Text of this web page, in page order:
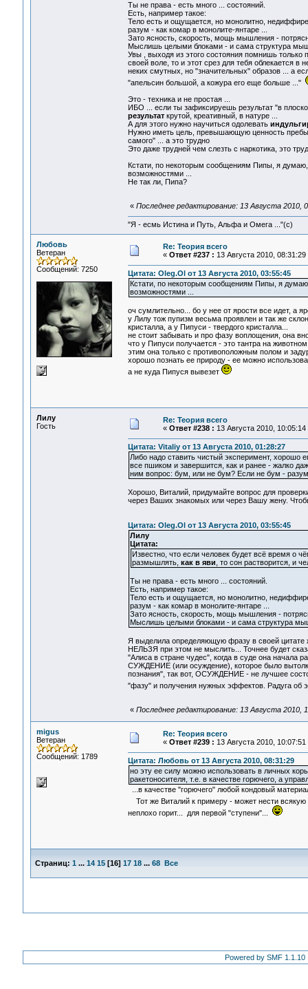
Ты не права - есть много ... состояний.
Есть, например такое:
Тело есть и ощущается, но монолитно,
разум - как комар в монолите-янтаре ...
Зато ясность, скорость, мощь мышления -
Мыслишь целыми блоками - и сама структура
Увы , выходя из этого состояния помнишь только
своей воле, то и этот срез для тебя облекается
неких смутных, но "значительных" образов ... а
"апельсин большой, а кожура его еще больше ..."
Это - техника и не простая ...
ИБО ... если ты зафиксируешь результат "в
результаткрутой, креативный, в натуре ...
А для этого нужно научиться одолевать
Нужно иметь цель, превышающую ценность
самого" ... а это трудно
Это даже трудней чем слезть с наркотика, это
Кстати, по некоторым сообщениям Пипы, я думаю,
возможностями ...
Не так ли, Пипа?
« Последнее редактирование: 13 Августа 2010,
"Я - есмь Истина и Путь, Альфа и Омега ..."(с)
Любовь
Ветеран
Сообщений: 7250
Re: Теория всего
« Ответ #237 : 13 Августа 2010, 08:31:29
Цитата: Oleg.Ol от 13 Августа 2010, 03:55:45
Кстати, по некоторым сообщениям Пипы, я
возможностями ...
оч сумлительно... бо у нее от ярости все идет, а
у Лилу тож пупизм весьма проявлен и так же
кристалла, а у Пипуси - твердого кристалла...
не стоит забывать и про фазу воплощения, она
что у Пипуси получается - это тантра на
этим она только с противоположным полом и
хорошо познать ее природу - ее можно
а не куда Пипуся вывезет
Лилу
Гость
Re: Теория всего
« Ответ #238 : 13 Августа 2010, 10:05:14
Цитата: Vitaliy от 13 Августа 2010, 01:28:27
Либо надо ставить чистый эксперимент, хорошо
все пшиком и завершится, как и ранее - жалко
ним вопрос: бум, или не бум? Если не бум -
Хорошо, Виталий, придумайте вопрос для
через Ваших знакомых или через Вашу жену.
Цитата: Oleg.Ol от 13 Августа 2010, 03:55:45
Лилу
Цитата:
Известно, что если человек будет всё время о
размышлять, как в яви , то сон растворится, и
Ты не права - есть много ... состояний.
Есть, например такое:
Тело есть и ощущается, но монолитно,
разум - как комар в монолите-янтаре ...
Зато ясность, скорость, мощь мышления -
Мыслишь целыми блоками - и сама структура
Я выделила определяющую фразу в своей
НЕЛЬЗЯ при этом не мыслить... Точнее будет
"Алиса в стране чудес", когда в суде она начала
СУЖДЕНИЕ (или осуждение), которое было
познания", так вот, ОСУЖДЕНИЕ - не лучшее
"фазу" и получения нужных эффектов. Радуга
« Последнее редактирование: 13 Августа 2010,
migus
Ветеран
Сообщений: 1789
Re: Теория всего
« Ответ #239 : 13 Августа 2010, 10:07:51
Цитата: Любовь от 13 Августа 2010, 08:31:29
но эту ее силу можно использовать в личных
ракетоносителя, т.е. в качестве горючего, а
...в качестве "горючего" любой кондовый
Тот же Виталий к примеру - может нести
неплохо горит... для первой "ступени"...
Страниц: 1 ... 14 15[16] 17 18 ... 68 Все
Powered by SMF 1.1.10